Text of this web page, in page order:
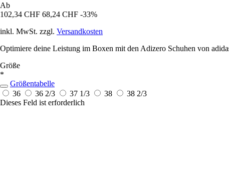
Ab
102,34 CHF 68,24 CHF -33%
inkl. MwSt. zzgl. Versandkosten
Optimiere deine Leistung im Boxen mit den Adizero Schuhen von
Größe
*
Größentabelle
36
36 2/3 37 1/3 38
38 2/3
Dieses Feld ist erforderlich